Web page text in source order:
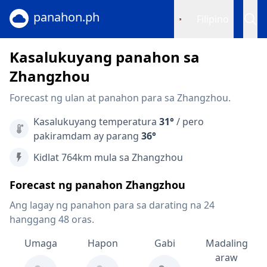
panahon.ph
Kasalukuyang panahon sa
Zhangzhou
Forecast ng ulan at panahon para sa Zhangzhou.
Kasalukuyang temperatura 31°/ pero
pakiramdam ay parang 36°
Kidlat 764km mula sa Zhangzhou
Forecast ng panahon Zhangzhou
Ang lagay ng panahon para sa darating na 24
hanggang 48 oras.
Umaga
Hapon Gabi
Madaling
araw